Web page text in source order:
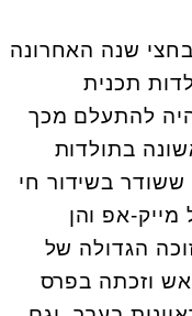
שנה האחרונה
תכנית
היה להתעלם מכך
בתולדות
בשידור חי
מייק-אפ והן
הגדולה של
וזכתה בפרס